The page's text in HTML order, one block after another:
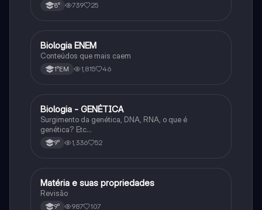
8° 739 25
Ciência
Biologia ENEM
Conteúdos que mais caem
1°EM 1,815 46
Ciência
Biologia - GENÉTICA
Surgimento da genética, DNA, RNA, o que é
genética? Etc…
9° 1,336 52
Ciência
Matéria e suas propriedades
Revisão
9° 987 107